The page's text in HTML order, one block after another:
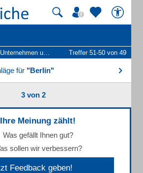
und Personen Treffer 51-50 von 49
für "Berlin"
3 von 2
Ihre Meinung zählt!
Was gefällt Ihnen gut?
sollen wir verbessern?
Feedback geben!